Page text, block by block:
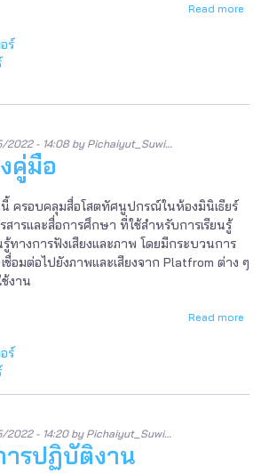
Read more
ปฏิบั
ร์
2022 - 14:08by Pichaiyut_Suwi…
คู่มือ
ครอบคลุมสื่อโสตทัศนูปกรณ์ในห้องมินิเธียร์
สารและสื่อการศึกษา ที่ใช้สำหรับการเรียนรู้
รู้ทางการฟังเสียงและภาพ โดยมีกระบวนการ
ชื่อมต่อไปยังภาพและเสียงจาก Platfrom ต่าง ๆ
ช้งาน
Read more
ร์
2022 - 14:20by Pichaiyut_Suwi…
รปฏิบัติงาน